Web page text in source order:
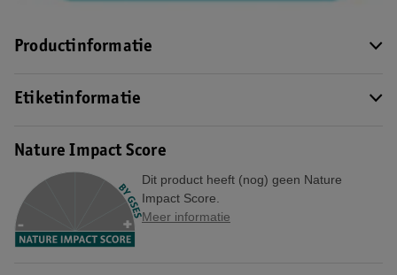
Productinformatie
Etiketinformatie
Nature Impact Score
Dit product heeft (nog) geen Nature
Impact Score.
Meer informatie